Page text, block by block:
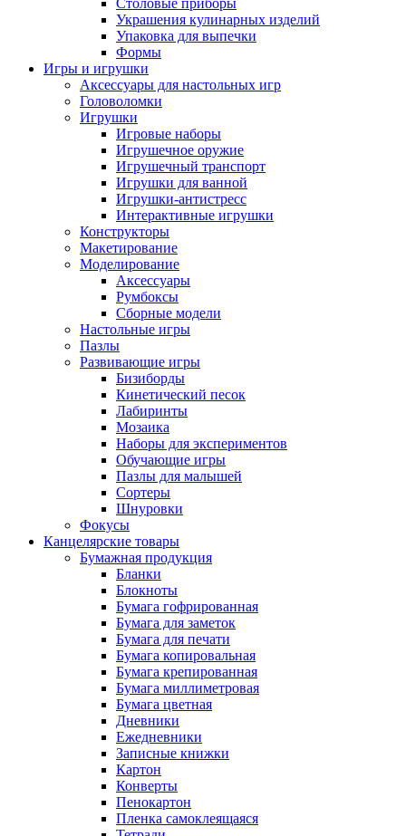
Столовые приборы
Украшения кулинарных изделий
Упаковка для выпечки
Формы
Игры и игрушки
Аксессуары для настольных игр
Головоломки
Игрушки
Игровые наборы
Игрушечное оружие
Игрушечный транспорт
Игрушки для ванной
Игрушки-антистресс
Интерактивные игрушки
Конструкторы
Макетирование
Моделирование
Аксессуары
Румбоксы
Сборные модели
Настольные игры
Пазлы
Развивающие игры
Бизиборды
Кинетический песок
Лабиринты
Мозаика
Наборы для экспериментов
Обучающие игры
Пазлы для малышей
Сортеры
Шнуровки
Фокусы
Канцелярские товары
Бумажная продукция
Бланки
Блокноты
Бумага гофрированная
Бумага для заметок
Бумага для печати
Бумага копировальная
Бумага крепированная
Бумага миллиметровая
Бумага цветная
Дневники
Ежедневники
Записные книжки
Картон
Конверты
Пенокартон
Пленка самоклеящаяся